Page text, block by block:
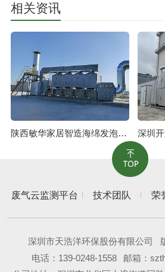
相关资讯
陕西敏华家居智造海绵发泡废气治理工程
废气云监测平台 技术团队 荣
深圳市天浩洋环保股份有限公司
电话： 139-0248-1558
邮箱：